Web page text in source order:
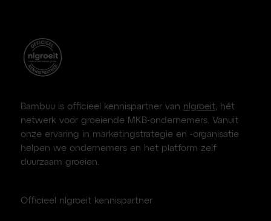
Bambuu is officieel kennispartner van nlgroeit, hét
netwerk voor groeiende MKB-ondernemers. Vanuit
onze ervaring in marketingstrategie en -organisatie
helpen we ondernemers en het platform zelf
duurzaam groeien.
Officieel nlgroeit kennispartner